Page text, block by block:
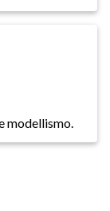
modellismo.